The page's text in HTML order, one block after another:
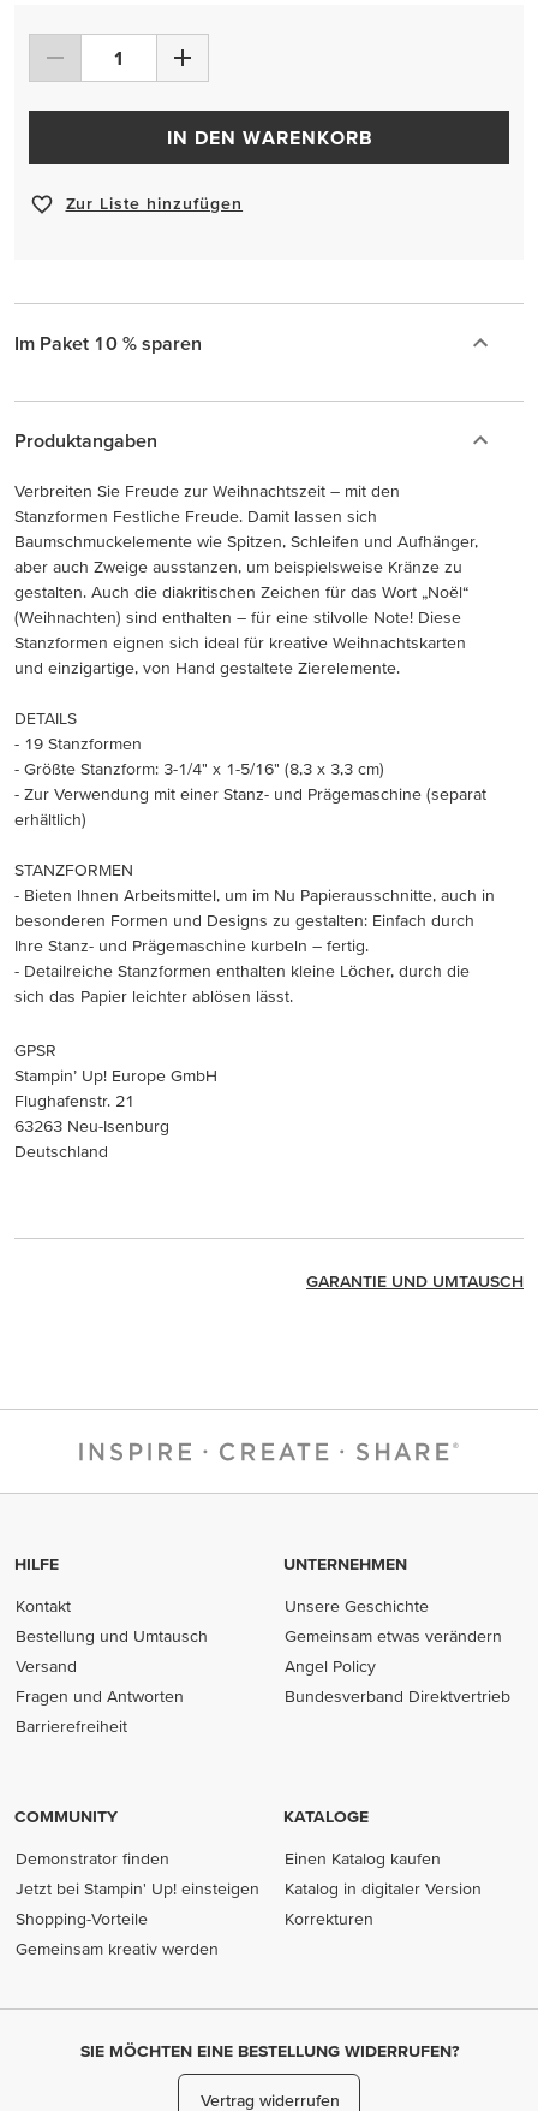
IN DEN WARENKORB
Zur Liste hinzufügen
Im Paket 10 % sparen
Produktangaben
Verbreiten Sie Freude zur Weihnachtszeit – mit den
Stanzformen Festliche Freude. Damit lassen sich
Baumschmuckelemente wie Spitzen, Schleifen und Aufhänger,
aber auch Zweige ausstanzen, um beispielsweise Kränze zu
gestalten. Auch die diakritischen Zeichen für das Wort „Noël“
(Weihnachten) sind enthalten – für eine stilvolle Note! Diese
Stanzformen eignen sich ideal für kreative Weihnachtskarten
und einzigartige, von Hand gestaltete Zierelemente.
DETAILS
- 19 Stanzformen
- Größte Stanzform: 3-1/4" x 1-5/16" (8,3 x 3,3 cm)
- Zur Verwendung mit einer Stanz- und Prägemaschine (separat
erhältlich)
STANZFORMEN
- Bieten Ihnen Arbeitsmittel, um im Nu Papierausschnitte, auch in
besonderen Formen und Designs zu gestalten: Einfach durch
Ihre Stanz- und Prägemaschine kurbeln – fertig.
- Detailreiche Stanzformen enthalten kleine Löcher, durch die
sich das Papier leichter ablösen lässt.
GPSR
Stampin’ Up! Europe GmbH
Flughafenstr. 21
63263 Neu-Isenburg
Deutschland
GARANTIE UND UMTAUSCH
HILFE
Kontakt
Bestellung und Umtausch
Versand
Fragen und Antworten
Barrierefreiheit
UNTERNEHMEN
Unsere Geschichte
Gemeinsam etwas verändern
Angel Policy
Bundesverband Direktvertrieb
COMMUNITY
Demonstrator finden
Jetzt bei Stampin' Up! einsteigen
Shopping-Vorteile
Gemeinsam kreativ werden
KATALOGE
Einen Katalog kaufen
Katalog in digitaler Version
Korrekturen
SIE MÖCHTEN EINE BESTELLUNG WIDERRUFEN?
Vertrag widerrufen